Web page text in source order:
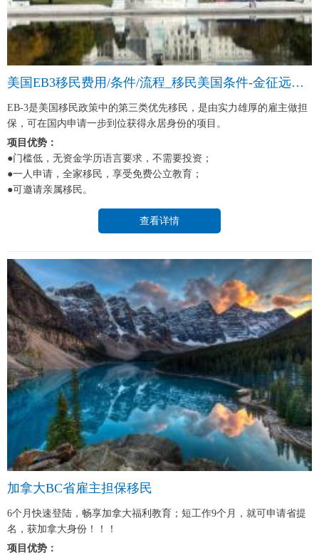
美国EB3移民费用/条件/流程_移民美国条件-金征远皇家移民中介
EB-3是美国移民政策中的第三类优先移民，是由实力雄厚的雇主做担
保，可在国内申请一步到位获得永居身份的项目。
项目优势：
●门槛低，无资金学历语言要求，不需要投资；
●一人申请，全家移民，享受免费公立教育；
●可邀请亲属移民。
查看详情
加拿大BC省雇主担保移民
6个月快速登陆，畅享加拿大福利教育；短工作9个月，就可申请省提
名，获加拿大身份！！！
项目优势：